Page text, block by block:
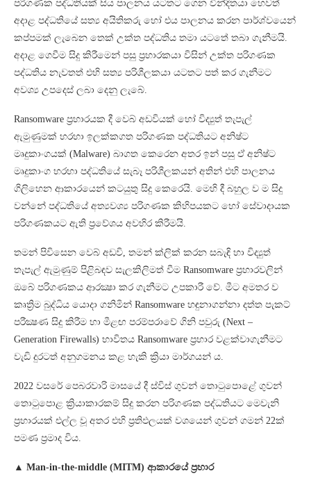
පරිගණක පද්ධතියක් සිය පාලනය යටතට ගෙන වින්දිතයා හෙවත්
අදාළ පද්ධතියේ සත්‍ය අයිතිකරු හෝ එය පාලනය කරන පාර්ශ්වයෙන්
කප්පමක් ලැබෙන තෙක් උක්ත පද්ධතිය තමා යටතේ තබා ගැනීමයි.
අදාළ ගෙවීම සිදු කිරීමෙන් පසු ප්‍රහාරකයා විසින් උක්ත පරිගණක
පද්ධතිය නැවතත් එහි සත්‍ය පරිශීලකයා යටතට පත් කර ගැනීමට
අවශ්‍ය උපදෙස් ලබා දෙනු ලැබේ.
Ransomware ප්‍රහාරයක දී වෙබ් අඩවියක් හෝ විද්‍යුත් තැපැල්
ඇමුණුමක් හරහා ඉලක්කගත පරිගණක පද්ධතියට අනිෂ්ට
මෘදුකාංගයක් (Malware) බාගත කෙරෙන අතර ඉන් පසු ඒ අනිෂ්ට
මෘදුකාංග හරහා පද්ධතියේ සැබෑ පරිශීලකයන් අතින් එහි පාලනය
ගිලිහෙන ආකාරයෙන් කටයුතු සිදු කෙරෙයි. මෙහි දී බහුල ව ම සිදු
වන්නේ පද්ධතියේ අත්‍යවශ්‍ය පරිගණක කිහිපයකට හෝ සේවාදායක
පරිගණකයට ඇති ප්‍රවේශය අවහිර කිරීමයි.
තමන් පිවිසෙන වෙබ් අඩවි, තමන් ක්ලික් කරන සබැඳි හා විද්‍යුත්
තැපැල් ඇමුණුම් පිළිබඳව සැලකිලිමත් වීම Ransomware ප්‍රහාරවලින්
ඔබේ පරිගණකය ආරක්‍ෂා කර ගැනීමට උපකාරී වේ. මීට අමතර ව
කෘත්‍රිම බුද්ධිය යොදා ගනිමින් Ransomware හඳුනාගන්නා දත්ත පැකට්
පරීක්‍ෂණ සිදු කිරීම හා මීළඟ පරම්පරාවේ ගිනි පවුරු (Next –
Generation Firewalls) භාවිතය Ransomware ප්‍රහාර වළක්වාගැනීමට
වැඩි දුරටත් අනුගමනය කළ හැකි ක්‍රියා මාර්ගයන් ය.
2022 වසරේ පෙබරවාරි මාසයේ දී ස්විස් ගුවන් තොටුපොළේ ගුවන්
තොටුපොළ ක්‍රියාකාරකම් සිදු කරන පරිගණක පද්ධතියට මෙවැනි
ප්‍රහාරයක් එල්ල වූ අතර එහි ප්‍රතිඵලයක් වශයෙන් ගුවන් ගමන් 22ක්
පමණ ප්‍රමාද විය.
▲ Man-in-the-middle (MITM) ආකාරයේ ප්‍රහාර